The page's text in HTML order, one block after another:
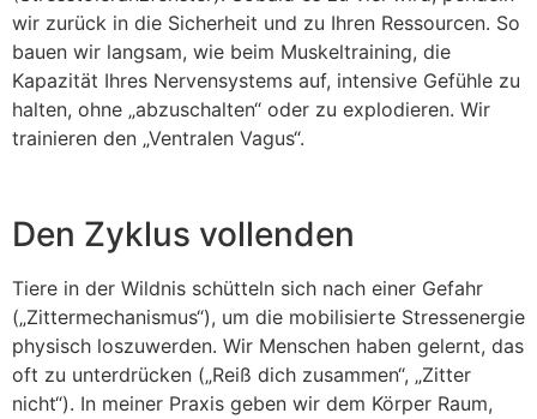
wir zurück in die Sicherheit und zu Ihren Ressourcen. So
bauen wir langsam, wie beim Muskeltraining, die
Kapazität Ihres Nervensystems auf, intensive Gefühle zu
halten, ohne „abzuschalten“ oder zu explodieren. Wir
trainieren den „Ventralen Vagus“.
Den Zyklus vollenden
Tiere in der Wildnis schütteln sich nach einer Gefahr
(„Zittermechanismus“), um die mobilisierte Stressenergie
physisch loszuwerden. Wir Menschen haben gelernt, das
oft zu unterdrücken („Reiß dich zusammen“, „Zitter
nicht“). In meiner Praxis geben wir dem Körper Raum,